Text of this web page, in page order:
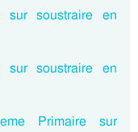
sur soustraire en
sur soustraire en
Primaire sur